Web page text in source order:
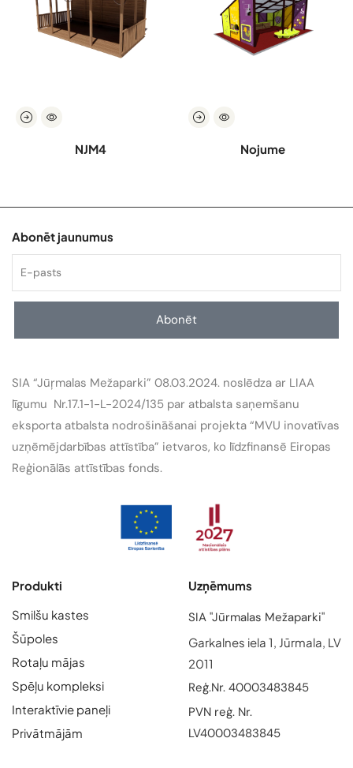
NJM4 Nojume
Abonēt jaunumus
Abonēt
SIA “Jūŗmalas Mežaparki” 08.03.2024. noslēdza ar LIAA
līgumu Nr.17.1-1-L-2024/135 par atbalsta saņemšanu
eksporta atbalsta nodrošināšanai projekta “MVU inovatīvas
uzņēmējdarbības attīstība” ietvaros, ko līdzfinansē Eiropas
Reģionālās attīstības fonds.
Produkti
Smilšu kastes
Šūpoles
Rotaļu mājas
Spēļu kompleksi
Interaktīvie paneļi
Privātmājām
Uzņēmums
SIA "Jūrmalas Mežaparki"
Garkalnes iela 1, Jūrmala, LV
2011
Reģ.Nr. 40003483845
PVN reģ. Nr.
LV40003483845